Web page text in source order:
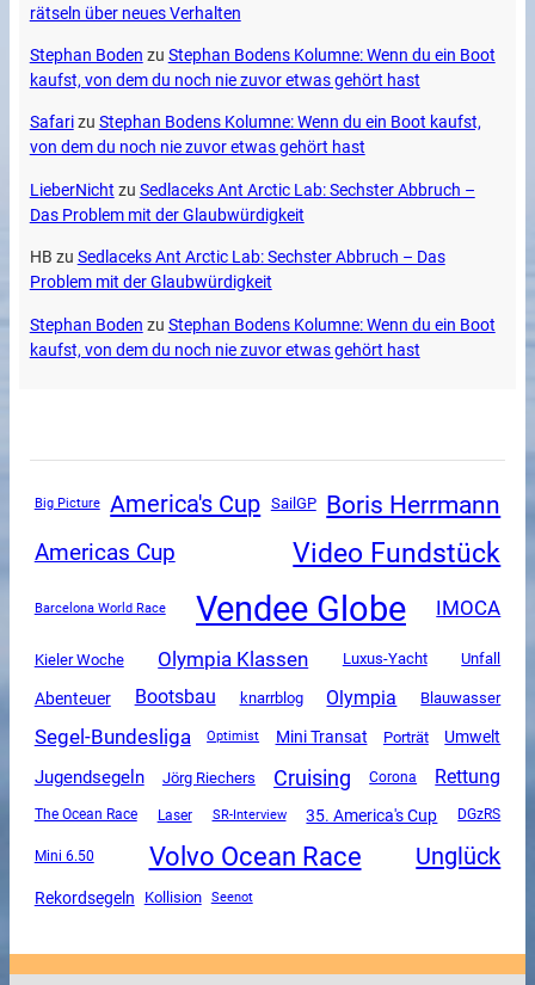
rätseln über neues Verhalten
Stephan Boden zu Stephan Bodens Kolumne: Wenn du ein Boot
kaufst, von dem du noch nie zuvor etwas gehört hast
Safarizu Stephan Bodens Kolumne: Wenn du ein Boot kaufst,
von dem du noch nie zuvor etwas gehört hast
LieberNicht zu Sedlaceks Ant Arctic Lab: Sechster Abbruch –
Das Problem mit der Glaubwürdigkeit
HB zu Sedlaceks Ant Arctic Lab: Sechster Abbruch – Das
Problem mit der Glaubwürdigkeit
Stephan Boden zu Stephan Bodens Kolumne: Wenn du ein Boot
kaufst, von dem du noch nie zuvor etwas gehört hast
Big Picture America's Cup SailGP Boris Herrmann
Americas Cup Video Fundstück
Barcelona World Race Vendee Globe IMOCA
Kieler Woche Olympia Klassen Luxus-Yacht Unfall
Abenteuer Bootsbau knarrblog Olympia Blauwasser
Segel-Bundesliga Optimist Mini Transat Porträt Umwelt
Jugendsegeln Jörg Riechers Cruising Corona Rettung
The Ocean Race Laser SR-Interview 35. America's Cup DGzRS
Mini 6.50 Volvo Ocean Race Unglück
Rekordsegeln Kollision Seenot